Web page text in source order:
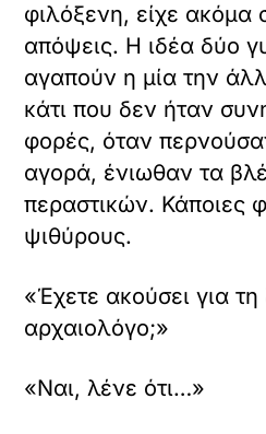
φιλόξενη, είχε ακόμα
απόψεις. Η ιδέα δύο
αγαπούν η μία την
κάτι που δεν ήταν
φορές, όταν
αγορά, ένιωθαν τα
περαστικών. Κάποιες
ψιθύρους.
«Έχετε ακούσει για
αρχαιολόγο;»
«Ναι, λένε ότι…»